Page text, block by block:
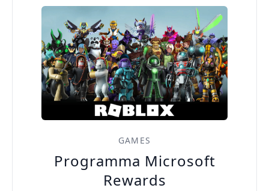
GAMES
Programma Microsoft
Rewards